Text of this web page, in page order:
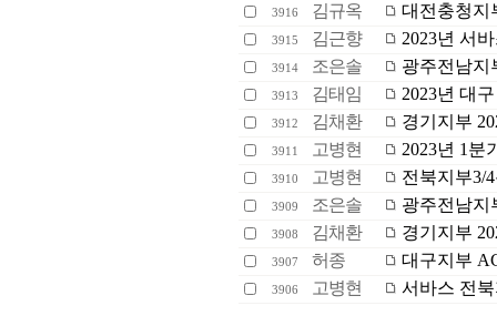
3916 김규옥 대전충청지
3915 김근향 2023년 서
3914 조은솔 광주전남지
3913 김태임 2023년 대
3912 김채환 경기지부
3911 고병현 2023년 1분
3910 고병현 전북지부3/
3909 조은솔 광주전남지
3908 김채환 경기지부
3907 허종 대구지부
3906 고병현 서바스 전